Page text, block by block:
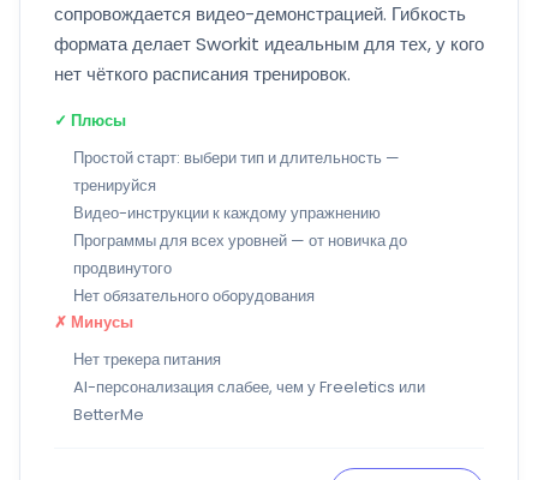
сопровождается видео-демонстрацией. Гибкость
формата делает Sworkit идеальным для тех, у кого
нет чёткого расписания тренировок.
✓ Плюсы
Простой старт: выбери тип и длительность —
тренируйся
Видео-инструкции к каждому упражнению
Программы для всех уровней — от новичка до
продвинутого
Нет обязательного оборудования
✗ Минусы
Нет трекера питания
AI-персонализация слабее, чем у Freeletics или
BetterMe